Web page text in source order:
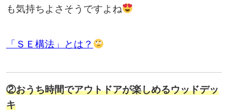
も気持ちよさそうですよね
「ＳＥ構法」とは？
②おうち時間でアウトドアが楽しめるウッドデッ
キ